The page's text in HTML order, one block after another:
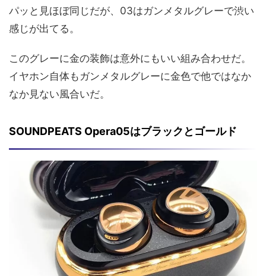
パッと見ほぼ同じだが、03はガンメタルグレーで渋い
感じが出てる。
このグレーに金の装飾は意外にもいい組み合わせだ。
イヤホン自体もガンメタルグレーに金色で他ではなか
なか見ない風合いだ。
SOUNDPEATS Opera05はブラックとゴールド